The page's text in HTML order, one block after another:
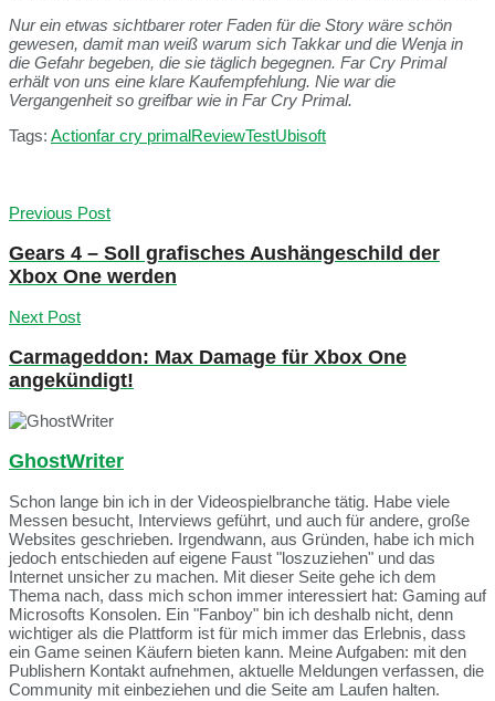
Nur ein etwas sichtbarer roter Faden für die Story wäre schön
gewesen, damit man weiß warum sich Takkar und die Wenja in
die Gefahr begeben, die sie täglich begegnen. Far Cry Primal
erhält von uns eine klare Kaufempfehlung. Nie war die
Vergangenheit so greifbar wie in Far Cry Primal.
Tags: Actionfar cry primalReviewTestUbisoft
Previous Post
Gears 4 – Soll grafisches Aushängeschild der
Xbox One werden
Next Post
Carmageddon: Max Damage für Xbox One
angekündigt!
GhostWriter
Schon lange bin ich in der Videospielbranche tätig. Habe viele
Messen besucht, Interviews geführt, und auch für andere, große
Websites geschrieben. Irgendwann, aus Gründen, habe ich mich
jedoch entschieden auf eigene Faust "loszuziehen" und das
Internet unsicher zu machen. Mit dieser Seite gehe ich dem
Thema nach, dass mich schon immer interessiert hat: Gaming auf
Microsofts Konsolen. Ein "Fanboy" bin ich deshalb nicht, denn
wichtiger als die Plattform ist für mich immer das Erlebnis, dass
ein Game seinen Käufern bieten kann. Meine Aufgaben: mit den
Publishern Kontakt aufnehmen, aktuelle Meldungen verfassen, die
Community mit einbeziehen und die Seite am Laufen halten.